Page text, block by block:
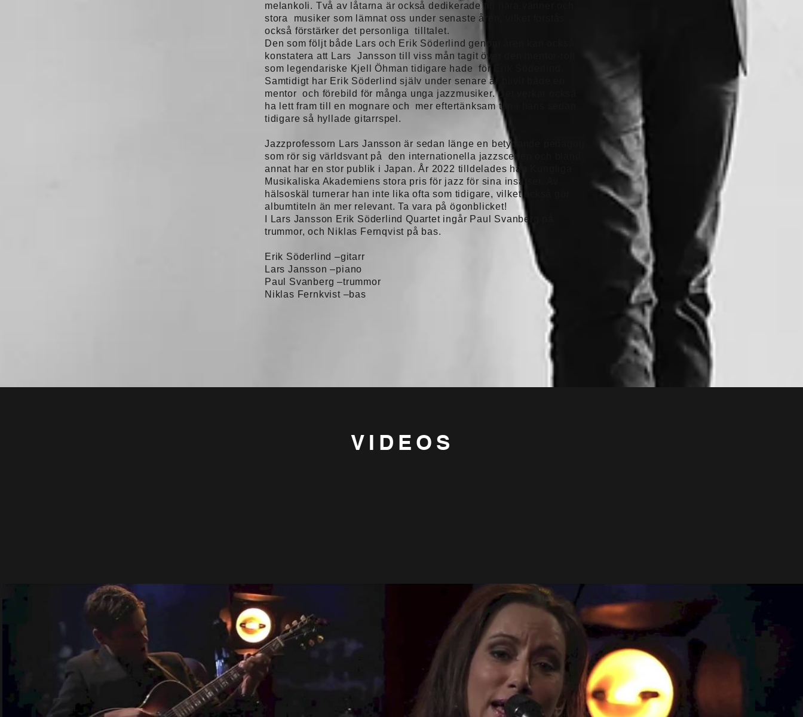
melankoli. Två av låtarna är också dedikerade till nära vänner och
stora musiker som lämnat oss under senaste åren, vilket förstås
också förstärker det personliga tilltalet.
Den som följt både Lars och Erik Söderlind genom åren kan också
konstatera att Lars Jansson till viss mån tagit över den mentor-roll
som legendariske Kjell Öhman tidigare hade för Erik Söderlind.
Samtidigt har Erik Söderlind själv under senare år blivit både en
mentor och förebild för många unga jazzmusiker. Det verkar också
ha lett fram till en mognare och mer eftertänksam ton i hans sedan
tidigare så hyllade gitarrspel.
Jazzprofessorn Lars Jansson är sedan länge en betydande pedagog
som rör sig världsvant på den internationella jazzscenen och bland
annat har en stor publik i Japan. År 2022 tilldelades han Kungliga
Musikaliska Akademiens stora pris för jazz för sina insatser. Av
hälsoskäl turnerar han inte lika ofta som tidigare, vilket också gör
albumtiteln än mer relevant. Ta vara på ögonblicket!
I Lars Jansson Erik Söderlind Quartet ingår Paul Svanberg på
trummor, och Niklas Fernqvist på bas.
Erik Söderlind –gitarr
Lars Jansson –piano
Paul Svanberg –trummor
Niklas Fernkvist –bas
VIDEOS